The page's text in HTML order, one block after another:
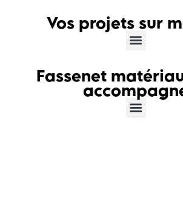
Vos projets sur
Fassenet